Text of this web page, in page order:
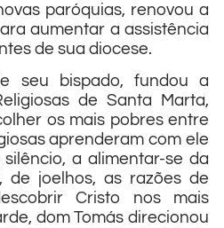
paróquias, renovou a
aumentar a assistência
de sua diocese.
seu bispado, fundou a
de Santa Marta,
os mais pobres entre
aprenderam com ele
a alimentar-se da
de joelhos, as razões de
Cristo nos mais
dom Tomás direcionou